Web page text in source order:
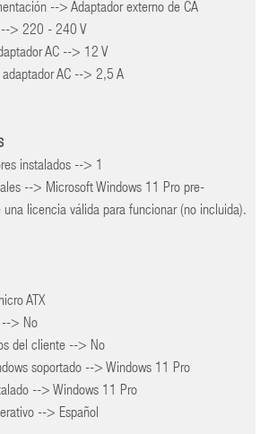
--> Adaptador externo de CA
--> 220 - 240 V
AC --> 12 V
AC --> 2,5 A
instalados --> 1
--> Microsoft Windows 11 Pro pre-
una licencia válida para funcionar (no incluida).
ATX
--> No
del cliente --> No
soportado --> Windows 11 Pro
--> Windows 11 Pro
--> Español